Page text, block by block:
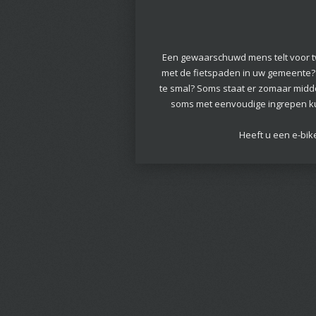
Een gewaarschuwd mens telt voor
met de fietspaden in uw
te smal? Soms staat er zomaar
soms met eenvoudige ingrepen
Heeft u een e-